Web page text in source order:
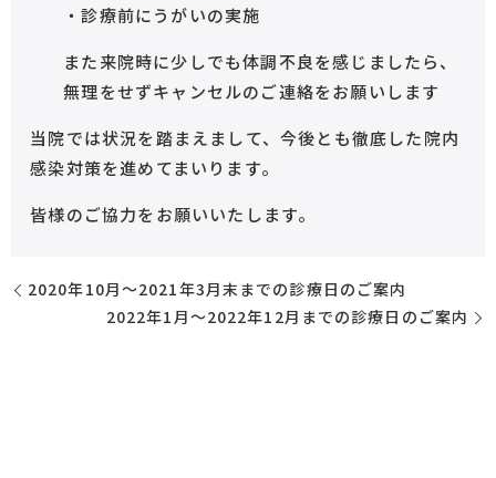
・診療前にうがいの実施
また来院時に少しでも体調不良を感じましたら、
無理をせずキャンセルのご連絡をお願いします
当院では状況を踏まえまして、今後とも徹底した院内
感染対策を進めてまいります。
皆様のご協力をお願いいたします。
2020年10月～2021年3月末までの診療日のご案内
2022年1月～2022年12月までの診療日のご案内